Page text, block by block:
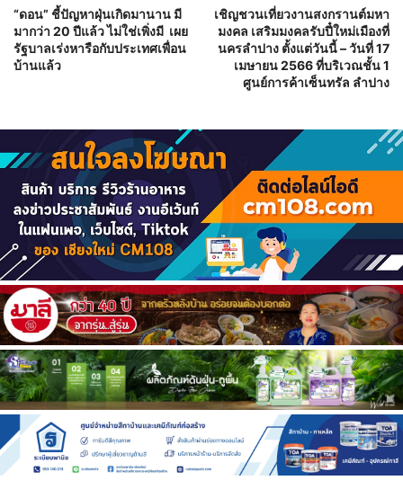
“ดอน” ชี้ปัญหาฝุ่นเกิดมานาน มี
มากว่า 20 ปีแล้ว ไม่ใช่เพิ่งมี เผย
รัฐบาลเร่งหารือกับประเทศเพื่อน
บ้านแล้ว
เชิญชวนเที่ยวงานสงกรานต์มหา
มงคล เสริมมงคลรับปี๋ใหม่เมืองที่
นครลำปาง ตั้งแต่วันนี้ – วันที่ 17
เมษายน 2566 ที่บริเวณชั้น 1
ศูนย์การค้าเซ็นทรัล ลำปาง